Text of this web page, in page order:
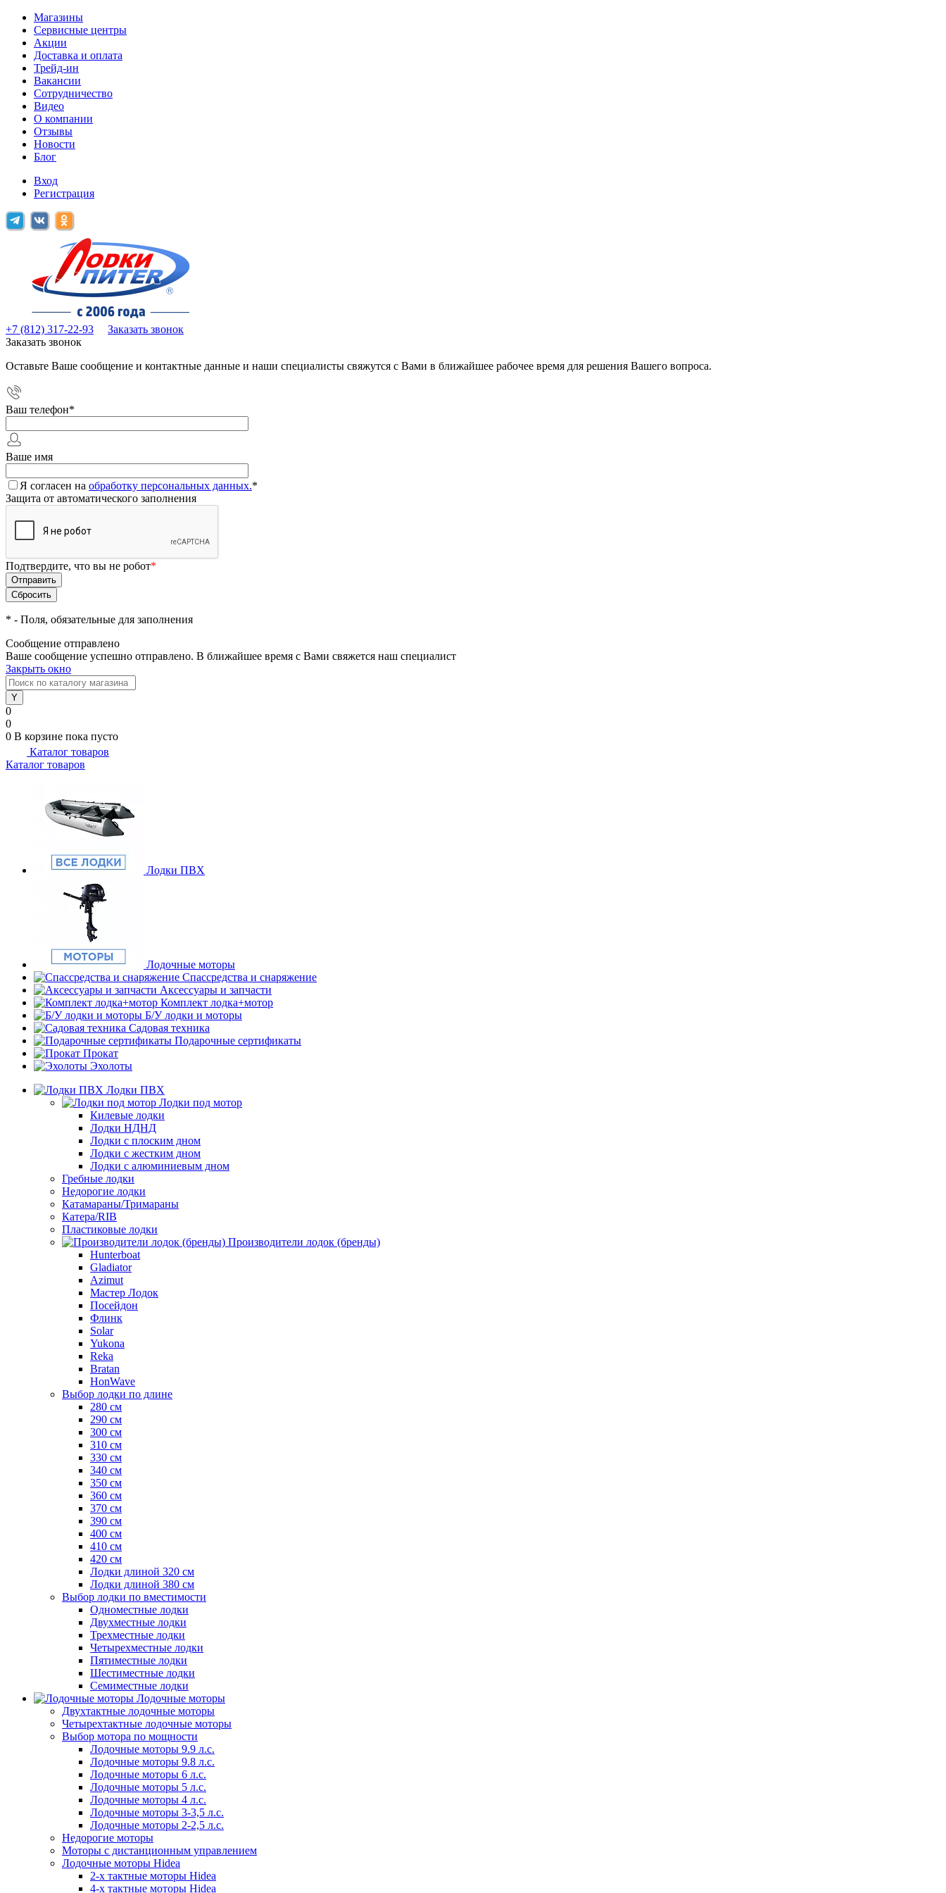
Магазины
Сервисные центры
Акции
Доставка и оплата
Трейд-ин
Вакансии
Сотрудничество
Видео
О компании
Отзывы
Новости
Блог
Вход
Регистрация
+7 (812) 317-22-93
Заказать звонок
Заказать звонок
Оставьте Ваше сообщение и контактные данные и наши специалисты свяжутся с Вами в ближайшее рабочее время для решения Вашего вопроса.
Ваш телефон*
Ваше имя
Я согласен на обработку персональных данных.*
Защита от автоматического заполнения
Подтвердите, что вы не робот*
* - Поля, обязательные для заполнения
Сообщение отправлено
Ваше сообщение успешно отправлено. В ближайшее время с Вами свяжется наш специалист
Закрыть окно
0
0
0 В корзине пока пусто
Каталог товаров
Каталог товаров
Лодки ПВХ
Лодочные моторы
Спассредства и снаряжение
Аксессуары и запчасти
Комплект лодка+мотор
Б/У лодки и моторы
Садовая техника
Подарочные сертификаты
Прокат
Эхолоты
Лодки ПВХ
Лодки под мотор
Килевые лодки
Лодки НДНД
Лодки с плоским дном
Лодки с жестким дном
Лодки с алюминиевым дном
Гребные лодки
Недорогие лодки
Катамараны/Тримараны
Катера/RIB
Пластиковые лодки
Производители лодок (бренды)
Hunterboat
Gladiator
Azimut
Мастер Лодок
Посейдон
Флинк
Solar
Yukona
Reka
Bratan
HonWave
Выбор лодки по длине
280 см
290 см
300 см
310 см
330 см
340 см
350 см
360 см
370 см
390 см
400 см
410 см
420 см
Лодки длиной 320 см
Лодки длиной 380 см
Выбор лодки по вместимости
Одноместные лодки
Двухместные лодки
Трехместные лодки
Четырехместные лодки
Пятиместные лодки
Шестиместные лодки
Семиместные лодки
Лодочные моторы
Двухтактные лодочные моторы
Четырехтактные лодочные моторы
Выбор мотора по мощности
Лодочные моторы 9.9 л.с.
Лодочные моторы 9.8 л.с.
Лодочные моторы 6 л.с.
Лодочные моторы 5 л.с.
Лодочные моторы 4 л.с.
Лодочные моторы 3-3,5 л.с.
Лодочные моторы 2-2,5 л.с.
Недорогие моторы
Моторы с дистанционным управлением
Лодочные моторы Hidea
2-х тактные моторы Hidea
4-х тактные моторы Hidea